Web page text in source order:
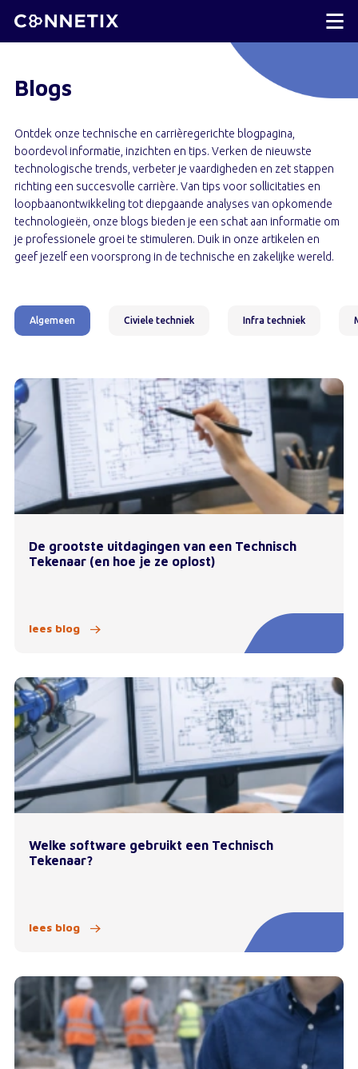
Blogs
Ontdek onze technische en carrièregerichte blogpagina,
boordevol informatie, inzichten en tips. Verken de nieuwste
technologische trends, verbeter je vaardigheden en zet stappen
richting een succesvolle carrière. Van tips voor sollicitaties en
loopbaanontwikkeling tot diepgaande analyses van opkomende
technologieën, onze blogs bieden je een schat aan informatie om
je professionele groei te stimuleren. Duik in onze artikelen en
geef jezelf een voorsprong in de technische en zakelijke wereld.
Algemeen Civiele techniek Infra techniek
De grootste uitdagingen van een Technisch
Tekenaar (en hoe je ze oplost)
lees blog
Welke software gebruikt een Technisch
Tekenaar?
lees blog